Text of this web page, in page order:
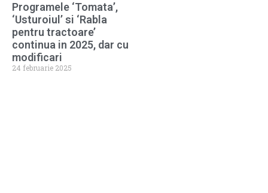
Programele ‘Tomata’,
‘Usturoiul’ si ‘Rabla
pentru tractoare’
continua in 2025, dar cu
modificari
24 februarie 2025